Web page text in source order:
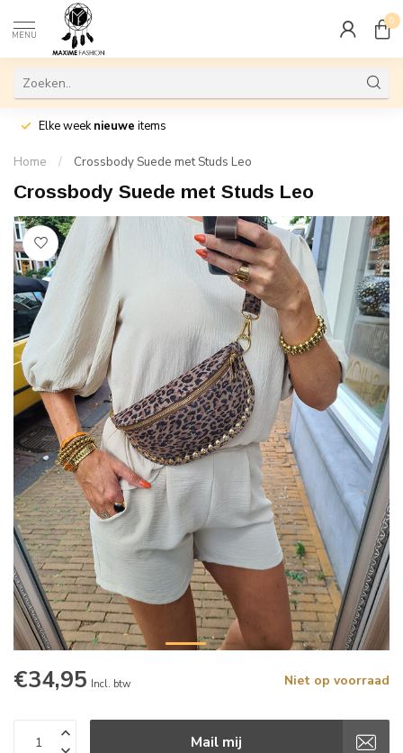
MENU
0
Elke weeknieuwe items
Home / Crossbody Suede met Studs Leo
Crossbody Suede met Studs Leo
€34,95 Incl. btw Niet op voorraad
Mail mij